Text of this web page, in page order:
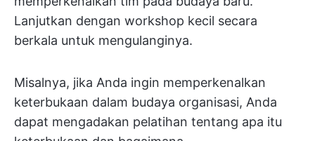
Lanjutkan dengan workshop kecil secara
berkala untuk mengulanginya.
Misalnya, jika Anda ingin memperkenalkan
keterbukaan dalam budaya organisasi, Anda
dapat mengadakan pelatihan tentang apa itu